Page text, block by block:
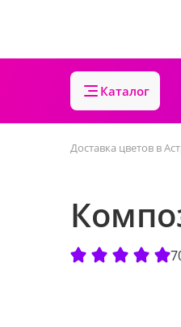
Каталог
Доставка цветов в